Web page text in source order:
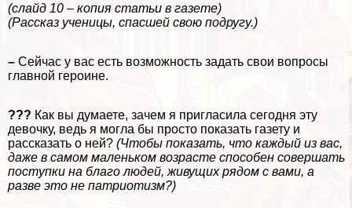
(слайд 10 – копия статьи в газете)
(Рассказ ученицы, спасшей свою подругу.)
– Сейчас у вас есть возможность задать свои вопросы
главной героине.
??? Как вы думаете, зачем я пригласила сегодня эту
дeвoчку, ведь я могла бы просто показать газету и
рассказать о ней? (Чтобы показать, что каждый из вас,
даже в самом маленьком возрасте способен совершать
поступки на благо людей, живущих рядом с вами, а
разве это не патриотизм?)